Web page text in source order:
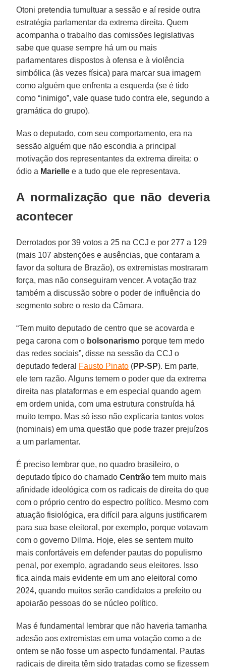
Otoni pretendia tumultuar a sessão e aí reside outra
estratégia parlamentar da extrema direita. Quem
acompanha o trabalho das comissões legislativas
sabe que quase sempre há um ou mais
parlamentares dispostos à ofensa e à violência
simbólica (às vezes física) para marcar sua imagem
como alguém que enfrenta a esquerda (se é tido
como “inimigo”, vale quase tudo contra ele, segundo a
gramática do grupo).
Mas o deputado, com seu comportamento, era na
sessão alguém que não escondia a principal
motivação dos representantes da extrema direita: o
ódio a Marielle e a tudo que ele representava.
A normalização que não deveria
acontecer
Derrotados por 39 votos a 25 na CCJ e por 277 a 129
(mais 107 abstenções e ausências, que contaram a
favor da soltura de Brazão), os extremistas mostraram
força, mas não conseguiram vencer. A votação traz
também a discussão sobre o poder de influência do
segmento sobre o resto da Câmara.
“Tem muito deputado de centro que se acovarda e
pega carona com o bolsonarismo porque tem medo
das redes sociais”, disse na sessão da CCJ o
deputado federal Fausto Pinato (PP-SP). Em parte,
ele tem razão. Alguns temem o poder que da extrema
direita nas plataformas e em especial quando agem
em ordem unida, com uma estrutura construída há
muito tempo. Mas só isso não explicaria tantos votos
(nominais) em uma questão que pode trazer prejuízos
a um parlamentar.
É preciso lembrar que, no quadro brasileiro, o
deputado típico do chamadoCentrão tem muito mais
afinidade ideológica com os radicais de direita do que
com o próprio centro do espectro político. Mesmo com
atuação fisiológica, era difícil para alguns justificarem
para sua base eleitoral, por exemplo, porque votavam
com o governo Dilma. Hoje, eles se sentem muito
mais confortáveis em defender pautas do populismo
penal, por exemplo, agradando seus eleitores. Isso
fica ainda mais evidente em um ano eleitoral como
2024, quando muitos serão candidatos a prefeito ou
apoiarão pessoas do se núcleo político.
Mas é fundamental lembrar que não haveria tamanha
adesão aos extremistas em uma votação como a de
ontem se não fosse um aspecto fundamental. Pautas
radicais de direita têm sido tratadas como se fizessem